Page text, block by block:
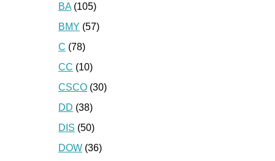
BA (105)
BMY (57)
C (78)
CC (10)
CSCO (30)
DD (38)
DIS (50)
DOW (36)